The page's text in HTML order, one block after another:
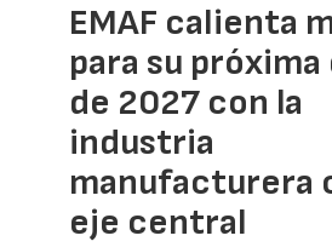
EMAF calienta
para su
de 2027 con la
industria
manufacturera
eje central